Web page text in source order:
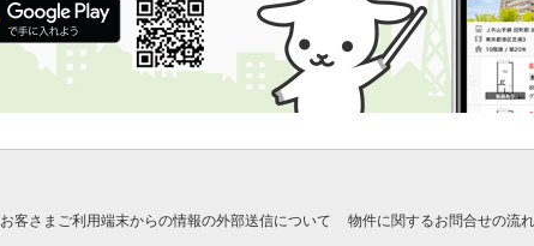
お客さまご利用端末からの情報の外部送信について 物件に関するお問合せの流れ